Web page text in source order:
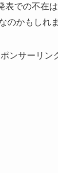
表での不在
のかもしれ
ンサーリン